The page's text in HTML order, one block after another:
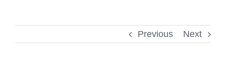
Previous Next